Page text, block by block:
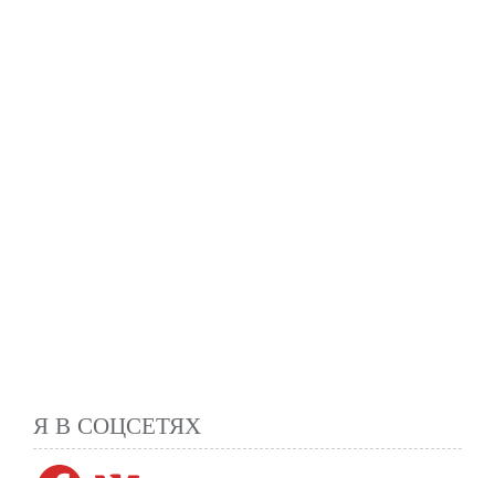
Я В СОЦСЕТЯХ
Facebook